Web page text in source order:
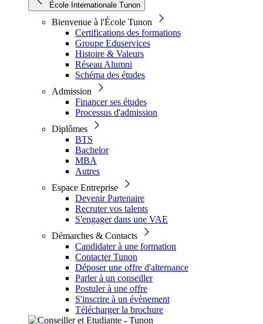
École Internationale Tunon
Bienvenue à l'École Tunon
Certifications des formations
Groupe Eduservices
Histoire & Valeurs
Réseau Alumni
Schéma des études
Admission
Financer ses études
Processus d'admission
Diplômes
BTS
Bachelor
MBA
Autres
Espace Entreprise
Devenir Partenaire
Recruter vos talents
S'engager dans une VAE
Démarches & Contacts
Candidater à une formation
Contacter Tunon
Déposer une offre d'alternance
Parler à un conseiller
Postuler à une offre
S'inscrire à un évènement
Télécharger la brochure